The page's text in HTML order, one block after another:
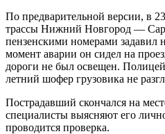
По предварительной версии, в
трассы Нижний Новгород —
пензенскими номерами задавил
момент аварии он сидел на
дороги не был освещен.
летний шофер грузовика не
Пострадавший скончался на
специалисты выясняют его
проводится проверка.